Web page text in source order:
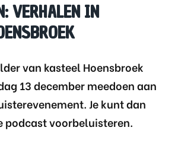
VERHALEN IN
van kasteel Hoensbroek
13 december meedoen aan
Je kunt dan
podcast voorbeluisteren.